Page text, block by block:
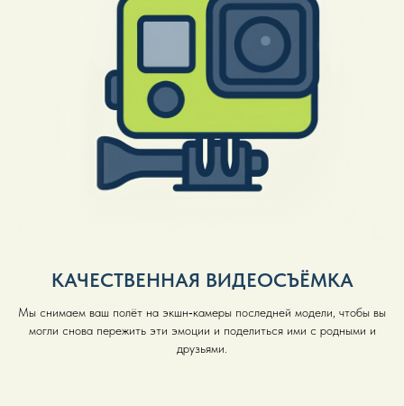
КАЧЕСТВЕННАЯ ВИДЕОСЪЁМКА
Мы снимаем ваш полёт на экшн‑камеры последней модели, чтобы вы
могли снова пережить эти эмоции и поделиться ими с родными и
друзьями.